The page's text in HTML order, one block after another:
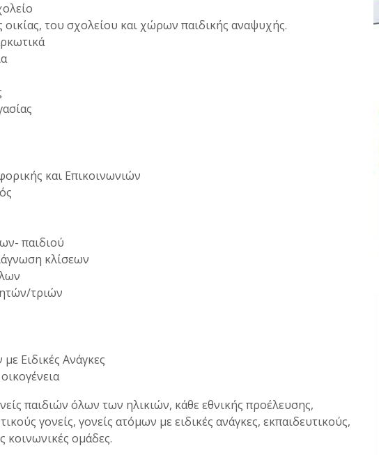
οικίας, του σχολείου και χώρων παιδικής αναψυχής.
και Επικοινωνιών
παιδιού
κλίσεων
τριών
Ειδικές Ανάγκες
παιδιών όλων των ηλικιών, κάθε εθνικής προέλευσης,
γονείς, γονείς ατόμων με ειδικές ανάγκες, εκπαιδευτικούς,
κοινωνικές ομάδες.